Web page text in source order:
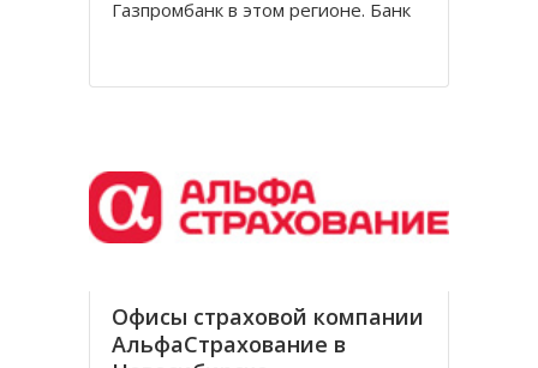
Газпромбанк в этом регионе. Банк
промышленности. Он уже давно
время является
Офисы страховой компании
АльфаСтрахование в